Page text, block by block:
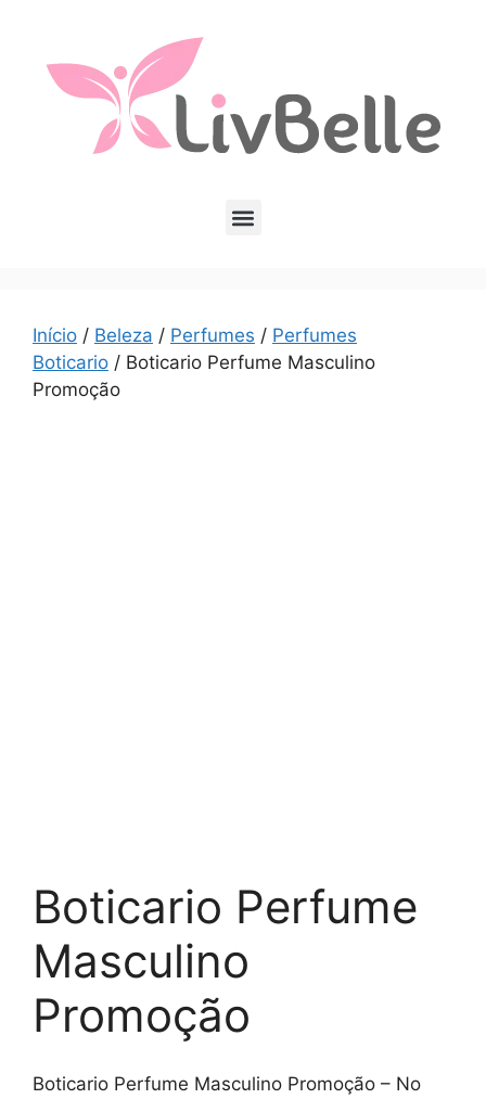
Início / Beleza / Perfumes / Perfumes
Boticario / Boticario Perfume Masculino
Promoção
Boticario Perfume
Masculino
Promoção
Boticario Perfume Masculino Promoção – No